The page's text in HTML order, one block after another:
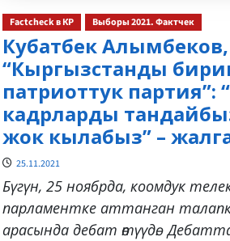
Factcheck в КР Выборы 2021. Фактчек
Кубатбек Алымбеков,
“Кыргызстанды
патриоттук партия”:
кадрларды
жок кылабыз” –
25.11.2021
Бүгүн, 25 ноябрда, коомдук
парламентке аттанган
арасында дебат өтүүдө.